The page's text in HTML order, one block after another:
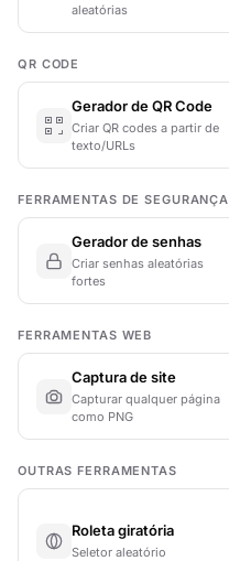
aleatórias
QR CODE
Gerador de QR Code
Criar QR codes a partir de
texto/URLs
FERRAMENTAS DE SEGURANÇA
Gerador de senhas
Criar senhas aleatórias
fortes
FERRAMENTAS WEB
Captura de site
Capturar qualquer página
como PNG
OUTRAS FERRAMENTAS
Roleta giratória
Seletor aleatório